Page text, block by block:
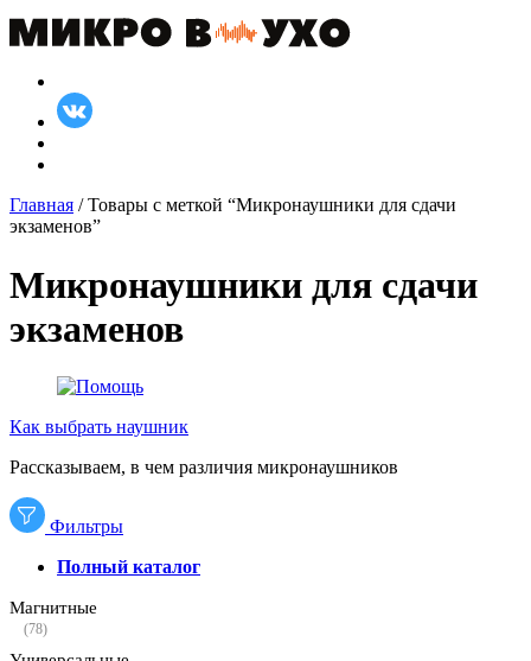
Главная / Товары с меткой “Микронаушники для сдачи
экзаменов”
Микронаушники для сдачи
экзаменов
Как выбрать наушник
Рассказываем, в чем различия микронаушников
Фильтры
Полный каталог
Магнитные
(78)